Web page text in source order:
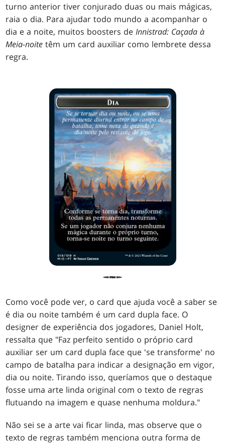
turno anterior tiver conjurado duas ou mais mágicas,
raia o dia. Para ajudar todo mundo a acompanhar o
dia e a noite, muitos boosters deInnistrad: Caçada à
Meia-noite têm um card auxiliar como lembrete dessa
regra.
Como você pode ver, o card que ajuda você a saber se
é dia ou noite também é um card dupla face. O
designer de experiência dos jogadores, Daniel Holt,
ressalta que "Faz perfeito sentido o próprio card
auxiliar ser um card dupla face que 'se transforme' no
campo de batalha para indicar a designação em vigor,
dia ou noite. Tirando isso, queríamos que o destaque
fosse uma arte linda original com o texto de regras
flutuando na imagem e quase nenhuma moldura."
Não sei se a arte vai ficar linda, mas observe que o
texto de regras também menciona outra forma de